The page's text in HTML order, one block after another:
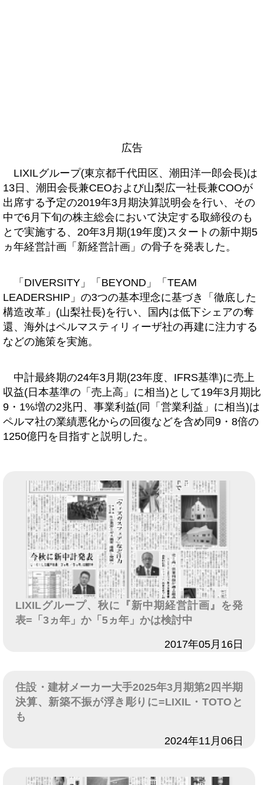
広告
LIXILグループ(東京都千代田区、潮田洋一郎会長)は
13日、潮田会長兼CEOおよび山梨広一社長兼COOが
出席する予定の2019年3月期決算説明会を行い、その
中で6月下旬の株主総会において決定する取締役のも
とで実施する、20年3月期(19年度)スタートの新中期5
ヵ年経営計画「新経営計画」の骨子を発表した。
「DIVERSITY」「BEYOND」「TEAM
LEADERSHIP」の3つの基本理念に基づき「徹底した
構造改革」(山梨社長)を行い、国内は低下シェアの奪
還、海外はペルマスティリィーザ社の再建に注力する
などの施策を実施。
中計最終期の24年3月期(23年度、IFRS基準)に売上
収益(日本基準の「売上高」に相当)として19年3月期比
9・1%増の2兆円、事業利益(同「営業利益」に相当)は
ペルマ社の業績悪化からの回復などを含め同9・8倍の
1250億円を目指すと説明した。
LIXILグループ、秋に『新中期経営計画』を発
表=「3ヵ年」か「5ヵ年」かは検討中
2017年05月16日
住設・建材メーカー大手2025年3月期第2四半期
決算、新築不振が浮き彫りに=LIXIL・TOTOと
も
2024年11月06日